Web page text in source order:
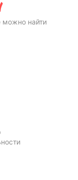
можно найти